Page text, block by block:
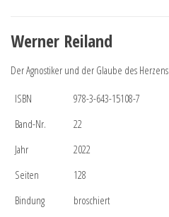
Werner Reiland
Der Agnostiker und der Glaube des Herzens
ISBN
978-3-643-15108-7
Band-Nr.
22
Jahr
2022
Seiten
128
Bindung
broschiert